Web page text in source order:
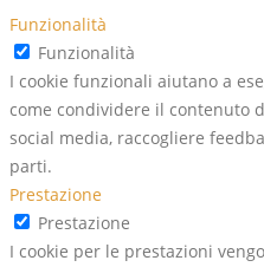
Funzionalità
Funzionalità
I cookie funzionali aiutano a
come condividere il contenuto
social media, raccogliere
parti.
Prestazione
Prestazione
I cookie per le prestazioni